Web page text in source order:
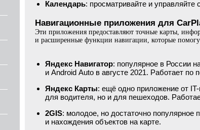
Календарь: просматривайте и
Навигационные приложения для
Эти приложения предоставляют точные карты,
и расширенные функции навигации, которые
Яндекс Навигатор: популярное в России
и Android Auto в августе 2021. Работает
Яндекс Карты: ещё одно приложение от
для водителя, но и для пешеходов.
2GIS: молодое, но достаточно
и нахождения объектов на карте.